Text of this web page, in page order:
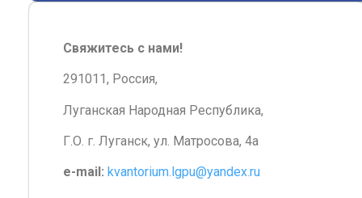
Свяжитесь с нами!
291011, Россия,
Луганская Народная Республика,
Г.О. г. Луганск, ул. Матросова, 4а
e-mail: kvantorium.lgpu@yandex.ru